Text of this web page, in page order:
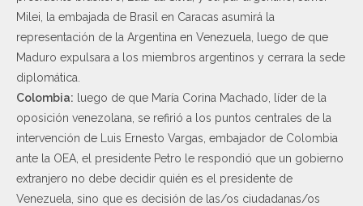
Milei, la embajada de Brasil en Caracas asumirá la
representación de la Argentina en Venezuela, luego de que
Maduro expulsara a los miembros argentinos y cerrara la sede
diplomática.
Colombia: luego de que María Corina Machado, líder de la
oposición venezolana, se refirió a los puntos centrales de la
intervención de Luis Ernesto Vargas, embajador de Colombia
ante la OEA, el presidente Petro le respondió que un gobierno
extranjero no debe decidir quién es el presidente de
Venezuela, sino que es decisión de las/os ciudadanas/os